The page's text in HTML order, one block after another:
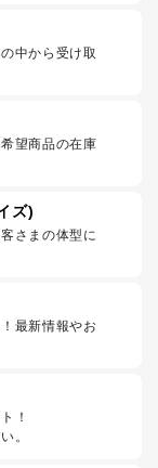
中から受け取
望商品の在庫
ズ)
さまの体型に
最新情報やお
！
。